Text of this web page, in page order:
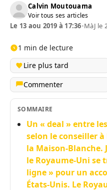
Calvin Moutouama
Voir tous ses articles
Le 13 aou 2019 à 17:36•MàJ le
1 min de lecture
Lire plus tard
Commenter
SOMMAIRE
Un « deal » entre
selon le conseiller
la Maison-Blanche.
le Royaume-Uni se
ligne » pour un
États-Unis. Le